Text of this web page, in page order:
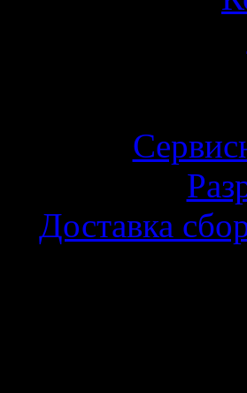
Доставка